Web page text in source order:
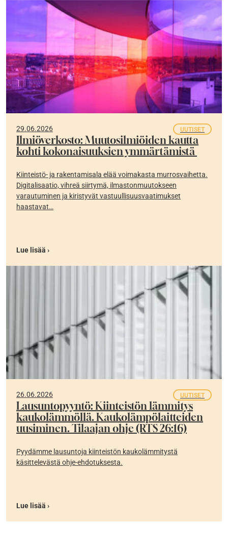
29.06.2026 UUTISET
Ilmiöverkosto: Muutosilmiöiden kautta
kohti kokonaisuuksien ymmärtämistä
Kiinteistö- ja rakentamisala elää voimakasta murrosvaihetta.
Digitalisaatio, vihreä siirtymä, ilmastonmuutokseen
varautuminen ja kiristyvät vastuullisuusvaatimukset
haastavat…
Lue lisää ›
26.06.2026 UUTISET
Lausuntopyyntö: Kiinteistön lämmitys
kaukolämmöllä. Kaukolämpölaitteiden
uusiminen. Tilaajan ohje (RTS 26:16)
Pyydämme lausuntoja kiinteistön kaukolämmitystä
käsittelevästä ohje-ehdotuksesta.
Lue lisää ›